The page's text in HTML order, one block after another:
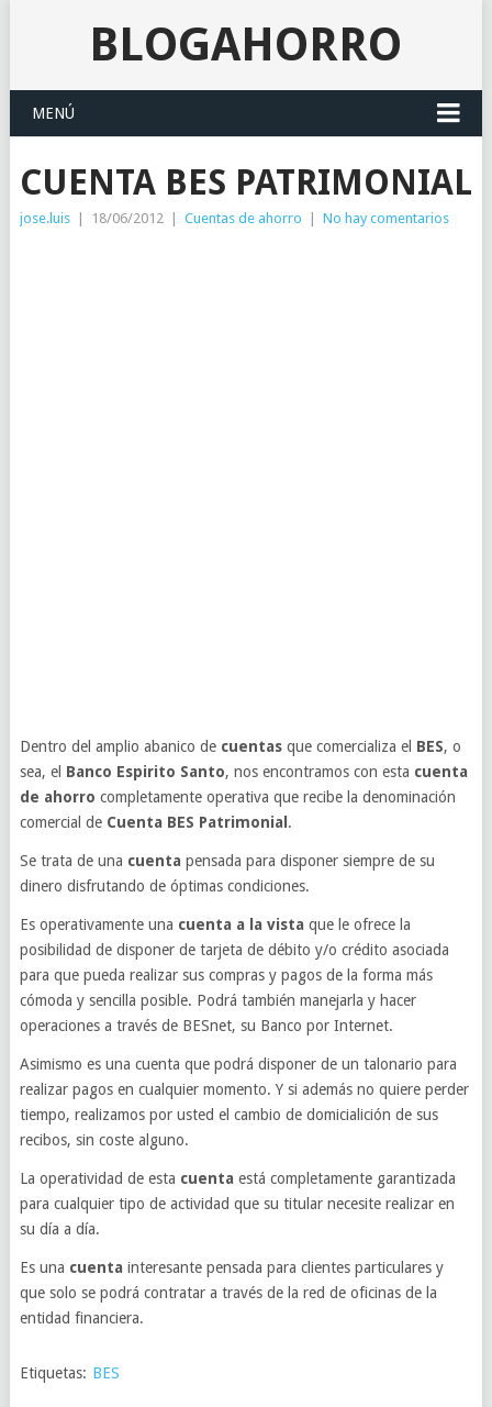
BLOGAHORRO
MENÚ
CUENTA BES PATRIMONIAL
jose.luis 18/06/2012 Cuentas de ahorro No hay comentarios
Dentro del amplio abanico de cuentasque comercializa el BES, o
sea, el Banco Espirito Santo, nos encontramos con esta cuenta
de ahorro completamente operativa que recibe la denominación
comercial deCuenta BES Patrimonial .
Se trata de una cuenta pensada para disponer siempre de su
dinero disfrutando de óptimas condiciones.
Es operativamente una cuenta a la vista que le ofrece la
posibilidad de disponer de tarjeta de débito y/o crédito asociada
para que pueda realizar sus compras y pagos de la forma más
cómoda y sencilla posible. Podrá también manejarla y hacer
operaciones a través de BESnet, su Banco por Internet.
Asimismo es una cuenta que podrá disponer de un talonario para
realizar pagos en cualquier momento. Y si además no quiere perder
tiempo, realizamos por usted el cambio de domicialición de sus
recibos, sin coste alguno.
La operatividad de esta cuenta está completamente garantizada
para cualquier tipo de actividad que su titular necesite realizar en
su día a día.
Es una cuenta interesante pensada para clientes particulares y
que solo se podrá contratar a través de la red de oficinas de la
entidad financiera.
Etiquetas: BES